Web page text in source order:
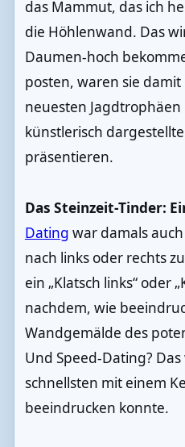
das Mammut, das ich
die Höhlenwand. Das
Daumen-hoch
posten, waren sie
neuesten Jagdtrophäen
künstlerisch
präsentieren.
Das Steinzeit-Tinder:
Dating war damals
nach links oder rechts
ein „Klatsch links“ oder
nachdem, wie
Wandgemälde des
Und Speed-Dating?
schnellsten mit einem
beeindrucken konnte.